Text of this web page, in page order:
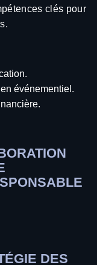
clés pour
événementiel.
DES